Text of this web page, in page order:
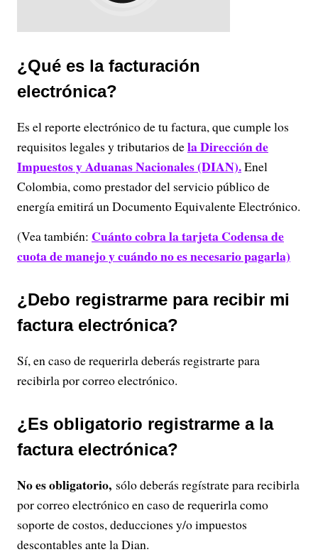
¿Qué es la facturación
electrónica?
Es el reporte electrónico de tu factura, que cumple los
requisitos legales y tributarios dela Dirección de
Impuestos y Aduanas Nacionales (DIAN).Enel
Colombia, como prestador del servicio público de
energía emitirá un Documento Equivalente Electrónico.
(Vea también: Cuánto cobra la tarjeta Codensa de
cuota de manejo y cuándo no es necesario pagarla)
¿Debo registrarme para recibir mi
factura electrónica?
Sí, en caso de requerirla deberás registrarte para
recibirla por correo electrónico.
¿Es obligatorio registrarme a la
factura electrónica?
No es obligatorio, sólo deberás regístrate para recibirla
por correo electrónico en caso de requerirla como
soporte de costos, deducciones y/o impuestos
descontables ante la Dian.